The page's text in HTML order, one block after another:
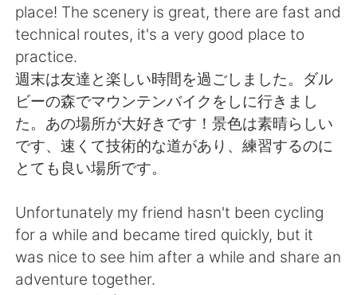
简体中文 繁體中文
Español العربية
Français Deutsch
日本語 한국어
Русский ไทย
Indonesia Italiano
Türkçe Tiếng Việt
place! The scenery is great, there are fast and
technical routes, it's a very good place to
practice.
週末は友達と楽しい時間を過ごしました。ダル
ビーの森でマウンテンバイクをしに行きまし
た。あの場所が大好きです！景色は素晴らしい
です、速くて技術的な道があり、練習するのに
とても良い場所です。
Unfortunately my friend hasn't been cycling
for a while and became tired quickly, but it
was nice to see him after a while and share an
adventure together.